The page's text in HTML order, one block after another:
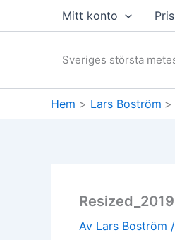
Mitt konto
Sveriges största
Hem Lars Boström
Av Lars Boström /